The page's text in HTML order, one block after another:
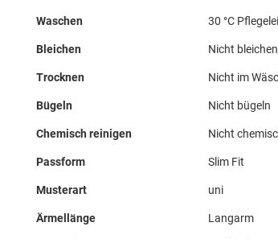
Waschen 30 °C
Bleichen Nicht bleichen
Trocknen Nicht im
Bügeln Nicht bügeln
Chemisch reinigen Nicht
Passform Slim Fit
Musterart uni
Ärmellänge Langarm